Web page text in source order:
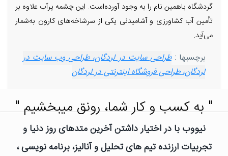
گردشگاه باهمین نام را به وجود آورده‌است. این چشمه پرآب علاوه بر
تأمین آب کشاورزی و آشامیدنی یکی از سرشاخه‌های کارون به‌شمار
می‌آید.
برچسبها :طراحی سایت در لردگان، طراحی وب سایت در
لردگان، طراحی فروشگاه اینترنتی در لردگان
" به کسب و کار شما، رونق میبخشیم "
نیووب با در اختیار داشتن آخرین متدهای روز دنیا و
تجربیات ارزنده تیم های تحلیل و آنالیز، برنامه نویسی ،